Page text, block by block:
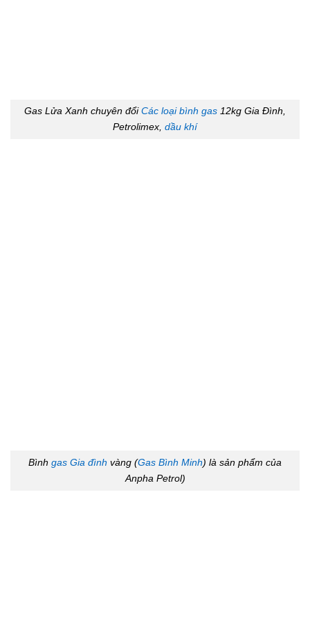
Gas Lửa Xanh chuyên đổiCác loại bình gas 12kg Gia Đình,
Petrolimex, dầu khí
Bình gas Gia đình vàng (Gas Bình Minh) là sản phẩm của
Anpha Petrol)